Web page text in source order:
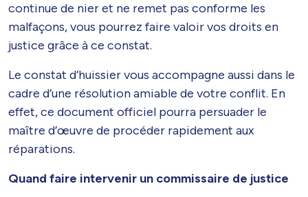
continue de nier et ne remet pas conforme les
malfaçons, vous pourrez faire valoir vos droits en
justice grâce à ce constat.
Le constat d’huissier vous accompagne aussi dans le
cadre d’une résolution amiable de votre conflit. En
effet, ce document officiel pourra persuader le
maître d’œuvre de procéder rapidement aux
réparations.
Quand faire intervenir un commissaire de justice